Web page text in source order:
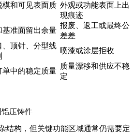
模和可见表面质 外观或功能表面上出
现痕迹
基准面留出余量
报废、返工或最终公
差差
、顶针、分型线
喷漆或涂层拒收
单中的稳定质量
质量漂移和供应不稳
定
压铸件
结构，但关键功能区域通常仍需要定